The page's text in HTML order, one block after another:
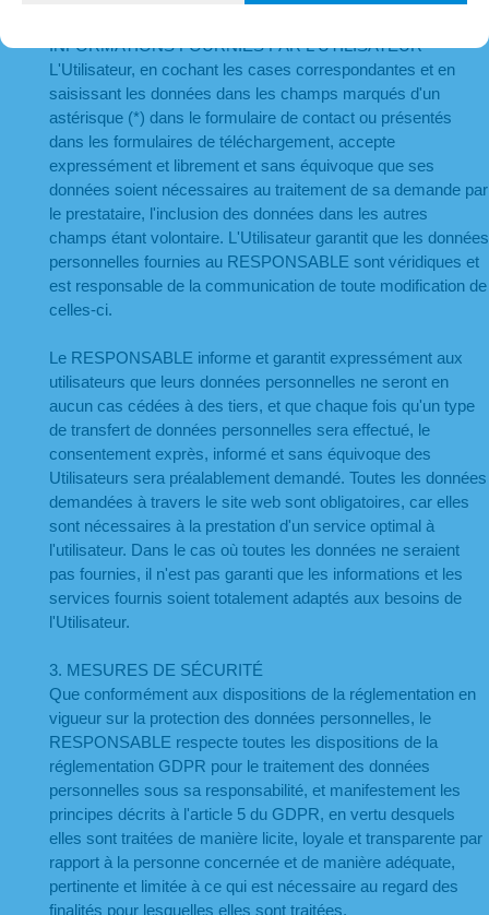
INFORMATIONS FOURNIES PAR L'UTILISATEUR
L'Utilisateur, en cochant les cases correspondantes et en
saisissant les données dans les champs marqués d'un
astérisque (*) dans le formulaire de contact ou présentés
dans les formulaires de téléchargement, accepte
expressément et librement et sans équivoque que ses
données soient nécessaires au traitement de sa demande par
le prestataire, l'inclusion des données dans les autres
champs étant volontaire. L'Utilisateur garantit que les données
personnelles fournies au RESPONSABLE sont véridiques et
est responsable de la communication de toute modification de
celles-ci.
Le RESPONSABLE informe et garantit expressément aux
utilisateurs que leurs données personnelles ne seront en
aucun cas cédées à des tiers, et que chaque fois qu'un type
de transfert de données personnelles sera effectué, le
consentement exprès, informé et sans équivoque des
Utilisateurs sera préalablement demandé. Toutes les données
demandées à travers le site web sont obligatoires, car elles
sont nécessaires à la prestation d'un service optimal à
l'utilisateur. Dans le cas où toutes les données ne seraient
pas fournies, il n'est pas garanti que les informations et les
services fournis soient totalement adaptés aux besoins de
l'Utilisateur.
3. MESURES DE SÉCURITÉ
Que conformément aux dispositions de la réglementation en
vigueur sur la protection des données personnelles, le
RESPONSABLE respecte toutes les dispositions de la
réglementation GDPR pour le traitement des données
personnelles sous sa responsabilité, et manifestement les
principes décrits à l'article 5 du GDPR, en vertu desquels
elles sont traitées de manière licite, loyale et transparente par
rapport à la personne concernée et de manière adéquate,
pertinente et limitée à ce qui est nécessaire au regard des
finalités pour lesquelles elles sont traitées.